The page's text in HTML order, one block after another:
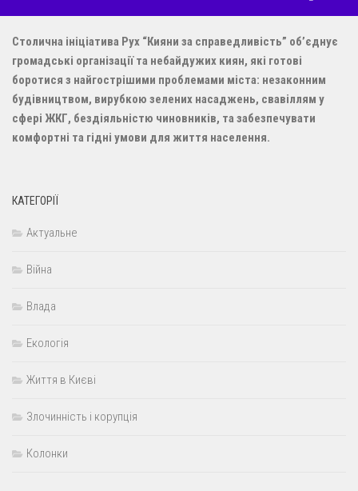
Столична ініціатива Рух “Кияни за справедливість” об’єднує
громадські організації та небайдужих киян, які готові
боротися з найгострішими проблемами міста: незаконним
будівництвом, вирубкою зелених насаджень, свавіллям у
сфері ЖКГ, бездіяльністю чиновників, та забезпечувати
комфортні та гідні умови для життя населення.
КАТЕГОРІЇ
Актуальне
Війна
Влада
Екологія
Життя в Києві
Злочинність і корупція
Колонки